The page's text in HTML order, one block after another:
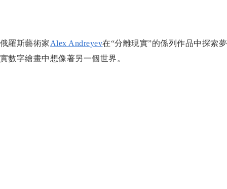
俄羅斯藝術家Alex Andreyev在“分離現實”的係列作品中探索
實數字繪畫中想像著另一個世界。